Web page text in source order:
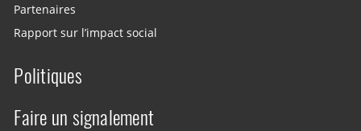
Partenaires
Rapport sur l’impact social
Politiques
Faire un signalement